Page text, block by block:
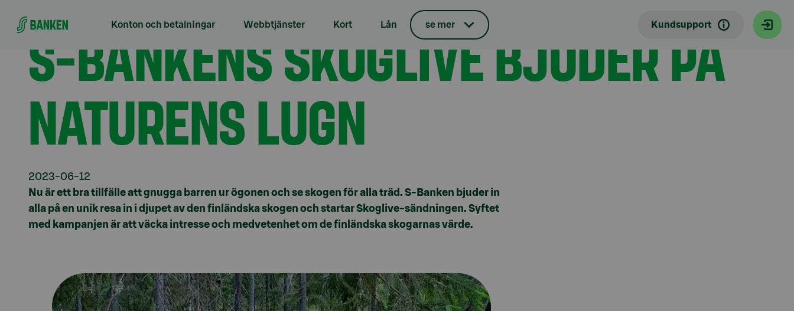
Konton och betalningar Webbtjänster Kort Lån se mer Kundsupport
S-BANKENS SKOGLIVE BJUDER PÅ
NATURENS LUGN
2023-06-12
Nu är ett bra tillfälle att gnugga barren ur ögonen och se skogen för alla träd. S-Banken bjuder in
alla på en unik resa in i djupet av den finländska skogen och startar Skoglive-sändningen. Syftet
med kampanjen är att väcka intresse och medvetenhet om de finländska skogarnas värde.